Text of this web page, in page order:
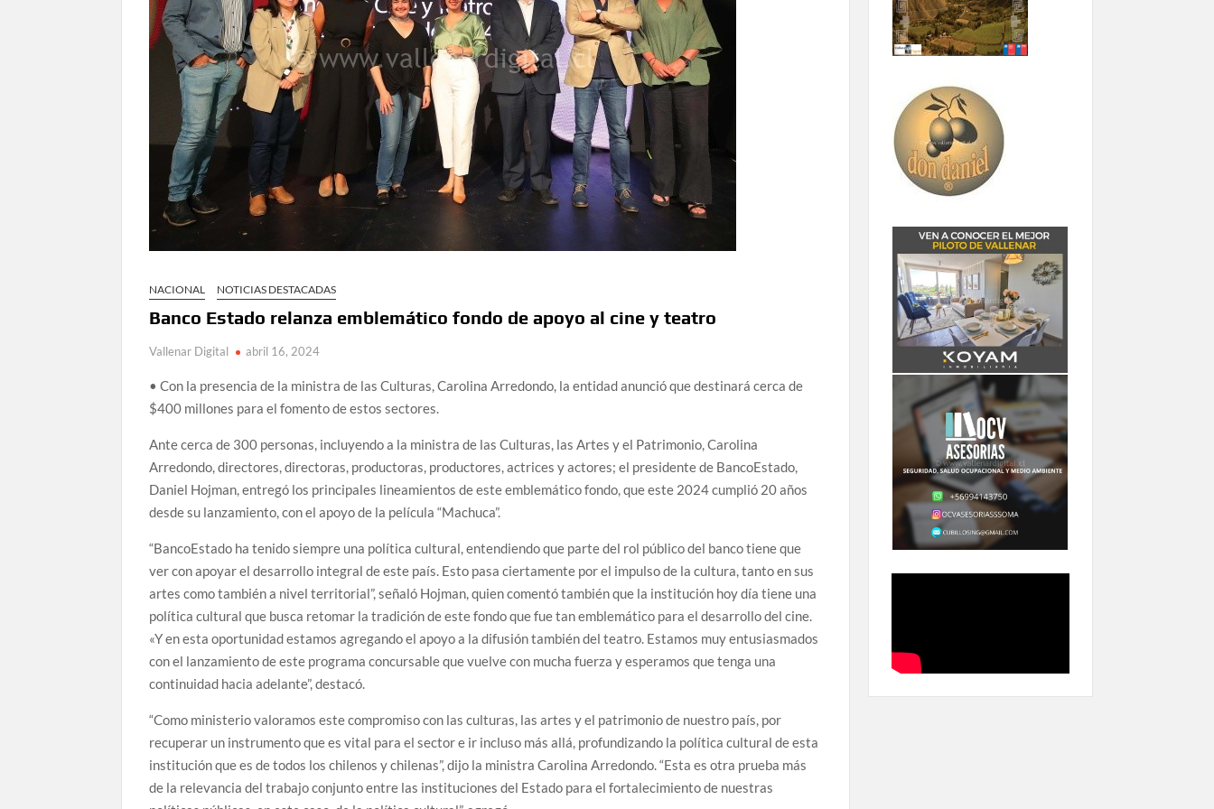
NACIONAL NOTICIAS DESTACADAS
Banco Estado relanza emblemático fondo de apoyo al cine y teatro
Vallenar Digital abril 16, 2024
• Con la presencia de la ministra de las Culturas, Carolina Arredondo, la entidad anunció que destinará cerca de
$400 millones para el fomento de estos sectores.
Ante cerca de 300 personas, incluyendo a la ministra de las Culturas, las Artes y el Patrimonio, Carolina
Arredondo, directores, directoras, productoras, productores, actrices y actores; el presidente de BancoEstado,
Daniel Hojman, entregó los principales lineamientos de este emblemático fondo, que este 2024 cumplió 20 años
desde su lanzamiento, con el apoyo de la película “Machuca”.
“BancoEstado ha tenido siempre una política cultural, entendiendo que parte del rol público del banco tiene que
ver con apoyar el desarrollo integral de este país. Esto pasa ciertamente por el impulso de la cultura, tanto en sus
artes como también a nivel territorial”, señaló Hojman, quien comentó también que la institución hoy día tiene una
política cultural que busca retomar la tradición de este fondo que fue tan emblemático para el desarrollo del cine.
«Y en esta oportunidad estamos agregando el apoyo a la difusión también del teatro. Estamos muy entusiasmados
con el lanzamiento de este programa concursable que vuelve con mucha fuerza y esperamos que tenga una
continuidad hacia adelante”, destacó.
“Como ministerio valoramos este compromiso con las culturas, las artes y el patrimonio de nuestro país, por
recuperar un instrumento que es vital para el sector e ir incluso más allá, profundizando la política cultural de esta
institución que es de todos los chilenos y chilenas”, dijo la ministra Carolina Arredondo. “Esta es otra prueba más
de la relevancia del trabajo conjunto entre las instituciones del Estado para el fortalecimiento de nuestras